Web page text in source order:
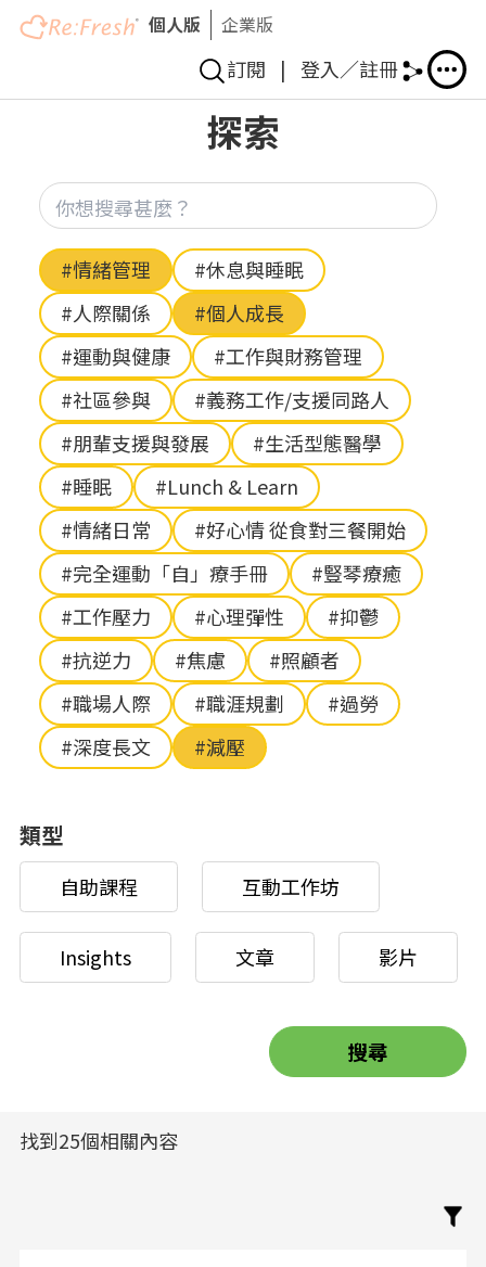
移
個人版 企業版
訂閱 | 登入／註冊
探索
Hashtag
#情緒管理
#休息與睡眠
#人際關係
#個人成長
#運動與健康
#工作與財務管理
#社區參與
#義務工作/支援同路人
#朋輩支援與發展
#生活型態醫學
#睡眠
#Lunch & Learn
#情緒日常
#好心情 從食對三餐開始
#完全運動「自」療手冊
#豎琴療癒
#工作壓力
#心理彈性
#抑鬱
#抗逆力
#焦慮
#照顧者
#職場人際
#職涯規劃
#過勞
#深度長文
#減壓
類型
自助課程 互動工作坊
Insights 文章 影片
找到25個相關內容